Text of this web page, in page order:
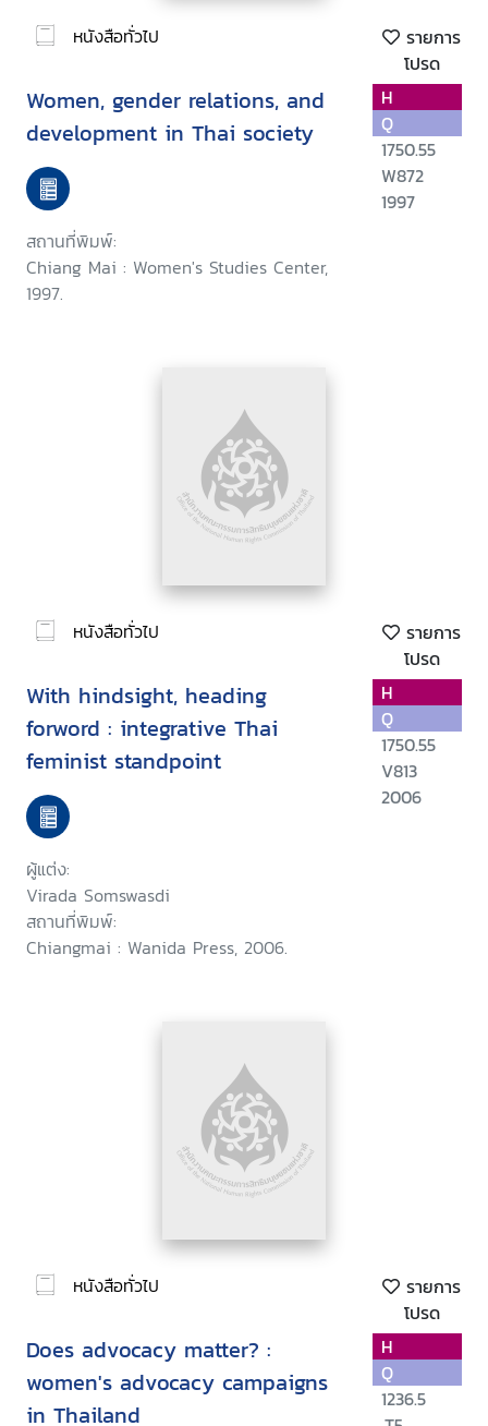
หนังสือทั่วไป
รายการ
โปรด
Women, gender relations, and
development in Thai society
สถานที่พิมพ์:
Chiang Mai : Women's Studies Center,
1997.
H
Q
1750.55
W872
1997
หนังสือทั่วไป
รายการ
โปรด
With hindsight, heading
forword : integrative Thai
feminist standpoint
ผู้แต่ง:
Virada Somswasdi
สถานที่พิมพ์:
Chiangmai : Wanida Press, 2006.
H
Q
1750.55
V813
2006
หนังสือทั่วไป
รายการ
โปรด
Does advocacy matter? :
women's advocacy campaigns
in Thailand
H
Q
1236.5